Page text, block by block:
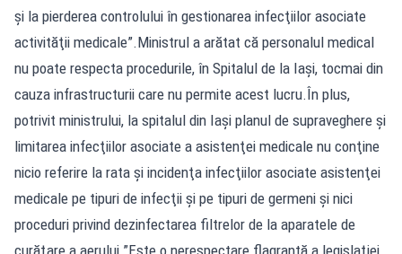
şi la pierderea controlului în gestionarea infecţiilor asociate
activităţii medicale”.Ministrul a arătat că personalul medical
nu poate respecta procedurile, în Spitalul de la Iaşi, tocmai din
cauza infrastructurii care nu permite acest lucru.În plus,
potrivit ministrului, la spitalul din Iaşi planul de supraveghere şi
limitarea infecţiilor asociate a asistenţei medicale nu conţine
nicio referire la rata şi incidenţa infecţiilor asociate asistenţei
medicale pe tipuri de infecţii şi pe tipuri de germeni şi nici
proceduri privind dezinfectarea filtrelor de la aparatele de
curăţare a aerului.”Este o nerespectare flagrantă a legislaţiei